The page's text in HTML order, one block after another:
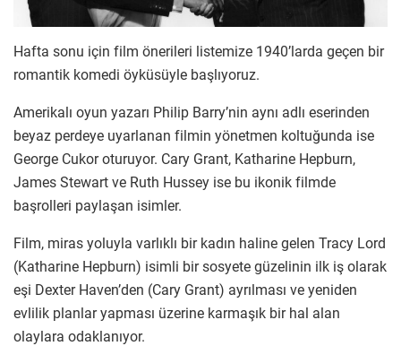
Hafta sonu için film önerileri listemize 1940’larda geçen bir
romantik komedi öyküsüyle başlıyoruz.
Amerikalı oyun yazarı Philip Barry’nin aynı adlı eserinden
beyaz perdeye uyarlanan filmin yönetmen koltuğunda ise
George Cukor oturuyor. Cary Grant, Katharine Hepburn,
James Stewart ve Ruth Hussey ise bu ikonik filmde
başrolleri paylaşan isimler.
Film, miras yoluyla varlıklı bir kadın haline gelen Tracy Lord
(Katharine Hepburn) isimli bir sosyete güzelinin ilk iş olarak
eşi Dexter Haven’den (Cary Grant) ayrılması ve yeniden
evlilik planlar yapması üzerine karmaşık bir hal alan
olaylara odaklanıyor.